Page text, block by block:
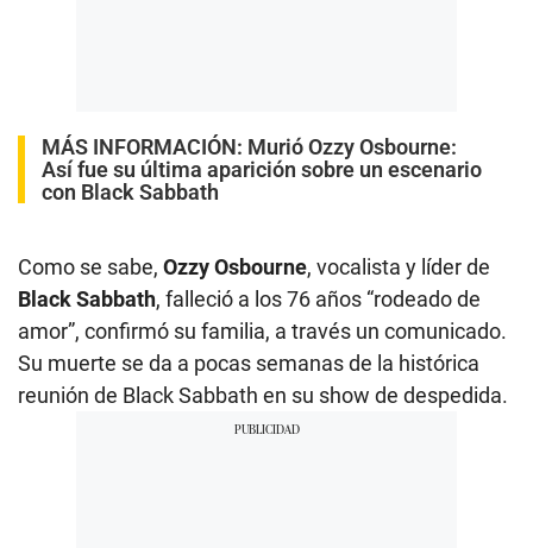
MÁS INFORMACIÓN: Murió Ozzy Osbourne:
Así fue su última aparición sobre un escenario
con Black Sabbath
Como se sabe, Ozzy Osbourne, vocalista y líder de
Black Sabbath, falleció a los 76 años “rodeado de
amor”, confirmó su familia, a través un comunicado.
Su muerte se da a pocas semanas de la histórica
reunión de Black Sabbath en su show de despedida.